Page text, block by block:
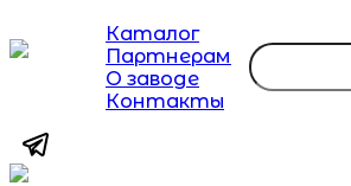
Каталог
Партнерам
О заводе
Контакты